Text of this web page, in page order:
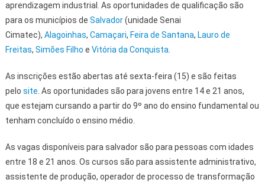
aprendizagem industrial. As oportunidades de qualificação são
para os municípios de Salvador(unidade Senai
Cimatec), Alagoinhas, Camaçari, Feira de Santana, Lauro de
Freitas, Simões Filho e Vitória da Conquista.
As inscrições estão abertas até sexta-feira (15) e são feitas
pelo site. As oportunidades são para jovens entre 14 e 21 anos,
que estejam cursando a partir do 9º ano do ensino fundamental ou
tenham concluído o ensino médio.
As vagas disponíveis para salvador são para pessoas com idades
entre 18 e 21 anos. Os cursos são para assistente administrativo,
assistente de produção, operador de processo de transformação